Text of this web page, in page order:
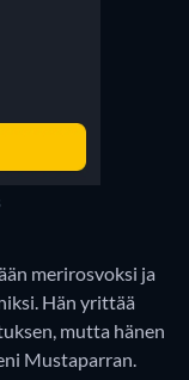
merirosvoksi ja
Hän yrittää
mutta hänen
Mustaparran.